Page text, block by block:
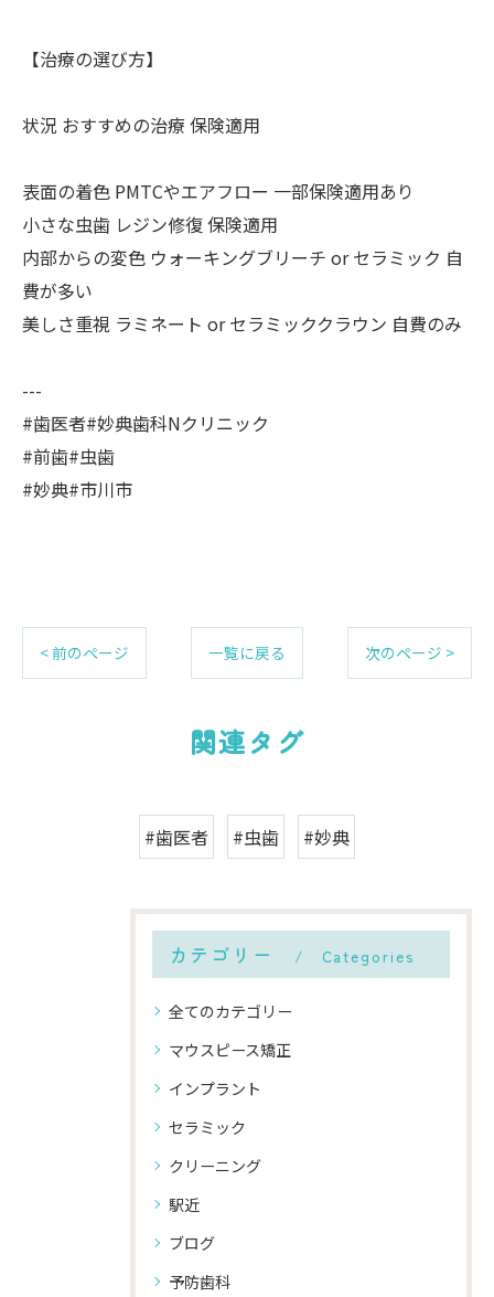
【治療の選び方】
状況 おすすめの治療 保険適用
表面の着色 PMTCやエアフロー 一部保険適用あり
小さな虫歯 レジン修復 保険適用
内部からの変色 ウォーキングブリーチ or セラミック 自
費が多い
美しさ重視 ラミネート or セラミッククラウン 自費のみ
---
#歯医者#妙典歯科Nクリニック
#前歯#虫歯
#妙典#市川市
< 前のページ 一覧に戻る 次のページ >
関連タグ
#歯医者 #虫歯 #妙典
カテゴリー Categories
全てのカテゴリー
マウスピース矯正
インプラント
セラミック
クリーニング
駅近
ブログ
予防歯科